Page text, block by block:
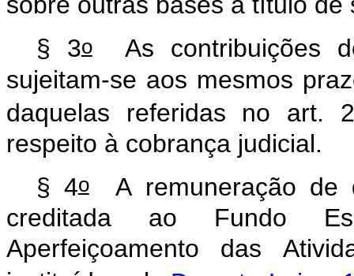
§
3o As contribuições
sujeitam-se aos mesmos
daquelas
referidas no art.
2
respeito à cobrança judicial.
§ 4o A remuneração de
creditada
ao Fundo
Aperfeiçoamento
das